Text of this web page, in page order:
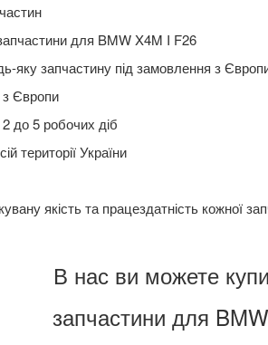
для BMW X4M I F26
яку запчастину під замовлення з
Європи
до 5 робочих діб
території України
якість та працездатність кожної
В нас ви можете
запчастини для